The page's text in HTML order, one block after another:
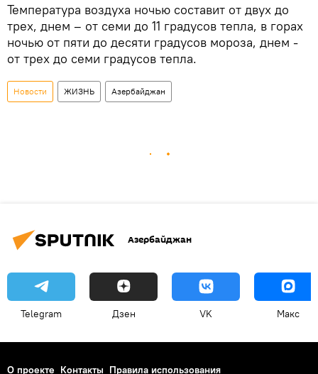
Температура воздуха ночью составит от двух до
трех, днем – от семи до 11 градусов тепла, в горах
ночью от пяти до десяти градусов мороза, днем -
от трех до семи градусов тепла.
Новости ЖИЗНЬ Азербайджан
Азербайджан
Telegram Дзен VK Макс
О проекте Контакты Правила использования